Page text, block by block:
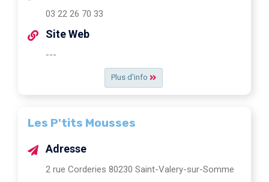
Plus d'info
03 22 26 70 33
Site Web
---
Les P'tits Mousses
Adresse
2 rue Corderies 80230 Saint-Valery-sur-Somme